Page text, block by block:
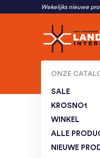
Wekelijks nieuwe
ONZE
SALE
KROSNO1
WINKEL
ALLE
NIEUWE